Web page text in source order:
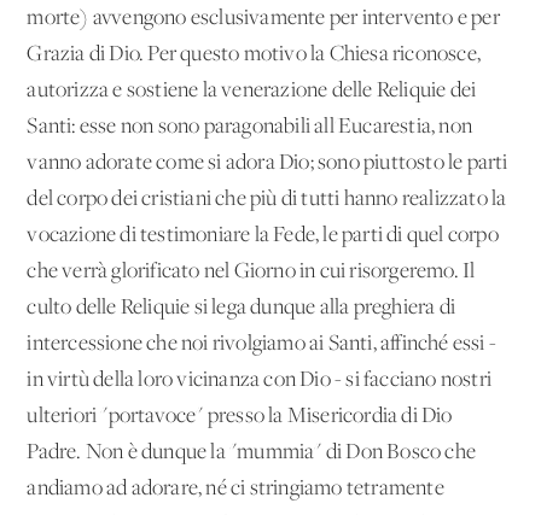
morte) avvengono esclusivamente per intervento e per
Grazia di Dio. Per questo motivo la Chiesa riconosce,
autorizza e sostiene la venerazione delle Reliquie dei
Santi: esse non sono paragonabili all'Eucarestia, non
vanno adorate come si adora Dio; sono piuttosto le parti
del corpo dei cristiani che più di tutti hanno realizzato la
vocazione di testimoniare la Fede, le parti di quel corpo
che verrà glorificato nel Giorno in cui risorgeremo. Il
culto delle Reliquie si lega dunque alla preghiera di
intercessione che noi rivolgiamo ai Santi, affinché essi -
in virtù della loro vicinanza con Dio - si facciano nostri
ulteriori "portavoce" presso la Misericordia di Dio
Padre. Non è dunque la "mummia" di Don Bosco che
andiamo ad adorare, né ci stringiamo tetramente